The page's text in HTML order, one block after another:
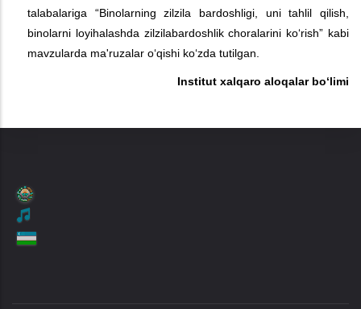
talabalariga “Binolarning zilzila bardoshligi, uni tahlil qilish,
binolarni loyihalashda zilzilabardoshlik choralarini ko‘rish” kabi
mavzularda ma'ruzalar o‘qishi ko‘zda tutilgan.
Institut xalqaro aloqalar bo‘limi